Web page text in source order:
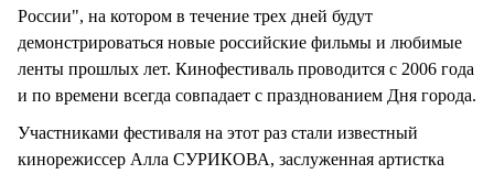
России", на котором в течение трех дней будут
демонстрироваться новые российские фильмы и любимые
ленты прошлых лет. Кинофестиваль проводится с 2006 года
и по времени всегда совпадает с празднованием Дня города.
Участниками фестиваля на этот раз стали известный
кинорежиссер Алла СУРИКОВА, заслуженная артистка